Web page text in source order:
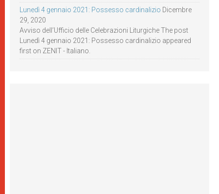
Lunedì 4 gennaio 2021: Possesso cardinalizio Dicembre
29, 2020
Avviso dell’Ufficio delle Celebrazioni Liturgiche The post
Lunedì 4 gennaio 2021: Possesso cardinalizio appeared
first on ZENIT - Italiano.